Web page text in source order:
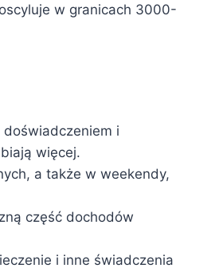
w granicach 3000-
i
więcej.
a także w weekendy,
część dochodów
i inne świadczenia